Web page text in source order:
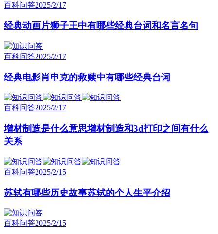
百科问答2025/2/17
经典动画片狮子王中有哪些经典台词和名言名句
百科问答2025/2/17
经典电影肖申克的救赎中有哪些经典台词
百科问答2025/2/17
增材制造是什么意思增材制造和3d打印之间有什么
关系
百科问答2025/2/15
苏轼有哪些历史故事苏轼的个人生平介绍
百科问答2025/2/15